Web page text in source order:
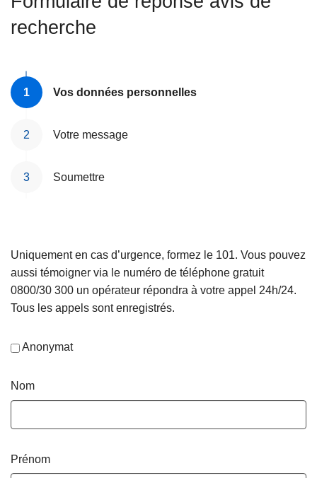
recherche
Vos données personnelles
Votre message
Soumettre
Uniquement en cas d’urgence, formez le 101. Vous pouvez
aussi témoigner via le numéro de téléphone gratuit
0800/30 300 un opérateur répondra à votre appel 24h/24.
Tous les appels sont enregistrés.
Anonymat
Nom
Prénom